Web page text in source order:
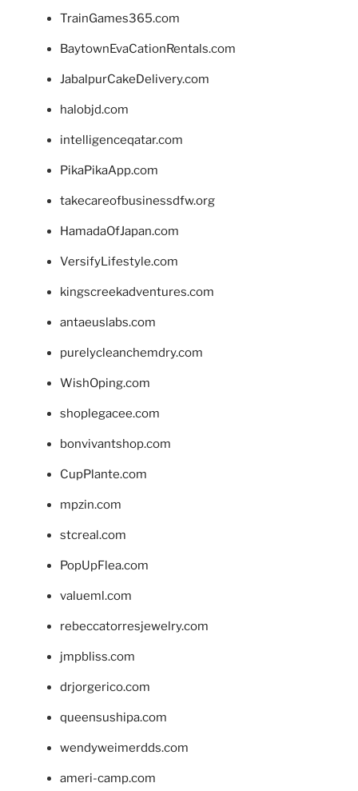
TrainGames365.com
BaytownEvaCationRentals.com
JabalpurCakeDelivery.com
halobjd.com
intelligenceqatar.com
PikaPikaApp.com
takecareofbusinessdfw.org
HamadaOfJapan.com
VersifyLifestyle.com
kingscreekadventures.com
antaeuslabs.com
purelycleanchemdry.com
WishOping.com
shoplegacee.com
bonvivantshop.com
CupPlante.com
mpzin.com
stcreal.com
PopUpFlea.com
valueml.com
rebeccatorresjewelry.com
jmpbliss.com
drjorgerico.com
queensushipa.com
wendyweimerdds.com
ameri-camp.com